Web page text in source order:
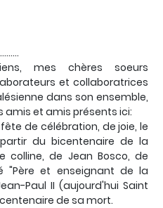
mes chères soeurs
et collaboratrices
dans son ensemble,
amis et amis présents ici:
de célébration, de joie, le
du bicentenaire de la
colline, de Jean Bosco, de
"Père et enseignant de la
Paul II (aujourd'hui Saint
de sa mort.